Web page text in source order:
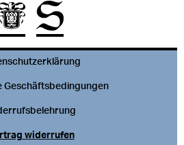
Geschäftsbedingungen
widerrufen